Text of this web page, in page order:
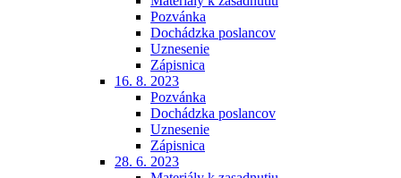
Pozvánka
Dochádzka poslancov
Uznesenie
Zápisnica
16. 8. 2023
Pozvánka
Dochádzka poslancov
Uznesenie
Zápisnica
28. 6. 2023